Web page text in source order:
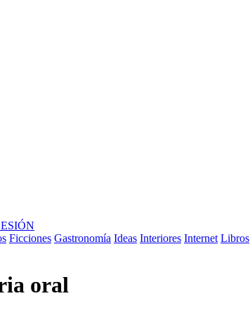
Ficciones Gastronomía Ideas Interiores Internet Libros
oral